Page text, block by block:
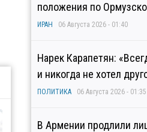
положения по
ИРАН 06 Августа 2026 - 01:40
Нарек Карапетян:
и никогда не хотел
ПОЛИТИКА 06 Августа 2026 - 01:35
В Армении продлили